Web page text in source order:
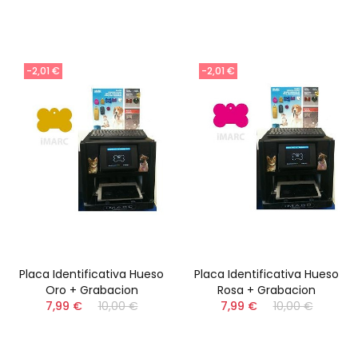
-2,01 €
Placa Identificativa Hueso
Oro + Grabacion
7,99 €
10,00 €
-2,01 €
Placa Identificativa Hueso
Rosa + Grabacion
7,99 €
10,00 €